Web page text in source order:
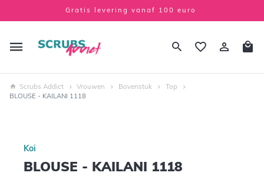
Gratis levering vanaf 100 euro
Scrubs Addict Vrouwen Bovenstuk
Top
BLOUSE - KAILANI 1118
Koi
BLOUSE - KAILANI 1118